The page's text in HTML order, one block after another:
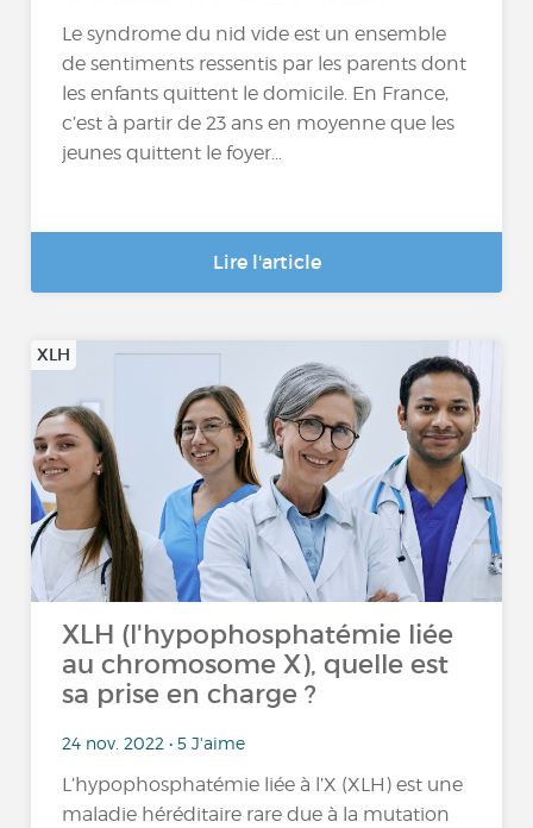
Le syndrome du nid vide est un ensemble
de sentiments ressentis par les parents dont
les enfants quittent le domicile. En France,
c’est à partir de 23 ans en moyenne que les
jeunes quittent le foyer...
Lire l'article
XLH
XLH (l'hypophosphatémie liée
au chromosome X), quelle est
sa prise en charge ?
24 nov. 2022 • 5 J'aime
L’hypophosphatémie liée à l’X (XLH) est une
maladie héréditaire rare due à la mutation